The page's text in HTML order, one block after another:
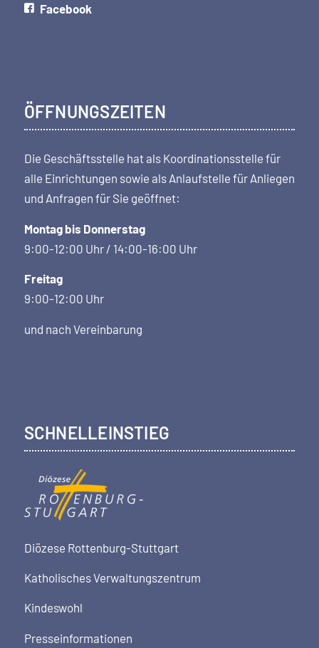
Facebook
ÖFFNUNGSZEITEN
Die Geschäftsstelle hat als Koordi­nations­stelle für
alle Einrichtungen sowie als Anlaufstelle für Anliegen
und Anfragen für Sie geöffnet:
Montag bis Donnerstag
9:00-12:00 Uhr / 14:00-16:00 Uhr
Freitag
9:00-12:00 Uhr
und nach Vereinbarung
SCHNELLEINSTIEG
Diözese Rottenburg-Stuttgart
Katholisches Verwaltungszentrum
Kindeswohl
Presseinformationen